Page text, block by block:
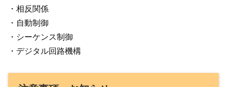
・相反関係
・自動制御
・シーケンス制御
・デジタル回路機構